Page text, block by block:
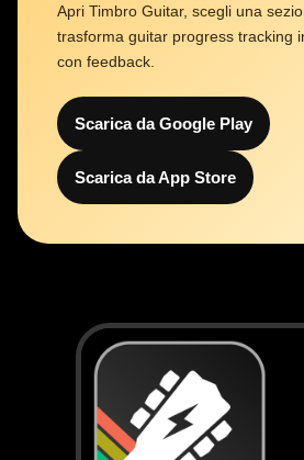
Apri Timbro Guitar, scegli una
trasforma guitar progress tracking
con feedback.
Scarica da Google Play
Scarica da App Store